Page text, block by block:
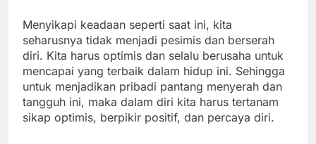
Menyikapi keadaan seperti saat ini, kita
seharusnya tidak menjadi pesimis dan berserah
diri. Kita harus optimis dan selalu berusaha untuk
mencapai yang terbaik dalam hidup ini. Sehingga
untuk menjadikan pribadi pantang menyerah dan
tangguh ini, maka dalam diri kita harus tertanam
sikap optimis, berpikir positif, dan percaya diri.